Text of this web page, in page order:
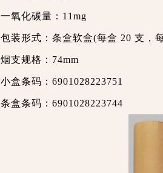
一氧化碳量：11mg
包装形式：条盒软盒(每盒 20 支，
烟支规格：74mm
小盒条码：6901028223751
条盒条码：6901028223744